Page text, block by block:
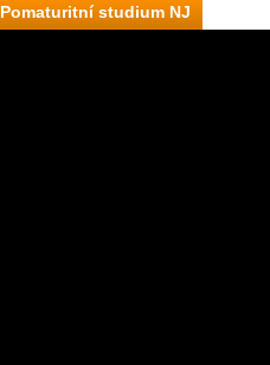
Pomaturitní studium NJ